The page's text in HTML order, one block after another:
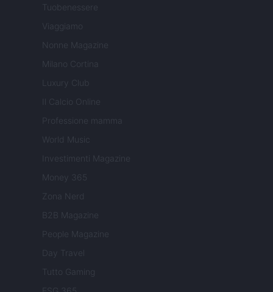
Tuobenessere
Viaggiamo
Nonne Magazine
Milano Cortina
Luxury Club
Il Calcio Online
Professione mamma
World Music
Investimenti Magazine
Money 365
Zona Nerd
B2B Magazine
People Magazine
Day Travel
Tutto Gaming